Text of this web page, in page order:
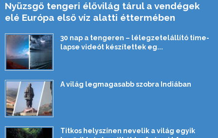
Nyüzsgő tengeri élővilág tárul a vendégek
elé Európa első víz alatti éttermében
30 nap a tengeren – lélegzetelállító time-
lapse videót készítettek eg...
A világ legmagasabb szobra Indiában
Titkos helyszínen nevelik a világ egyik